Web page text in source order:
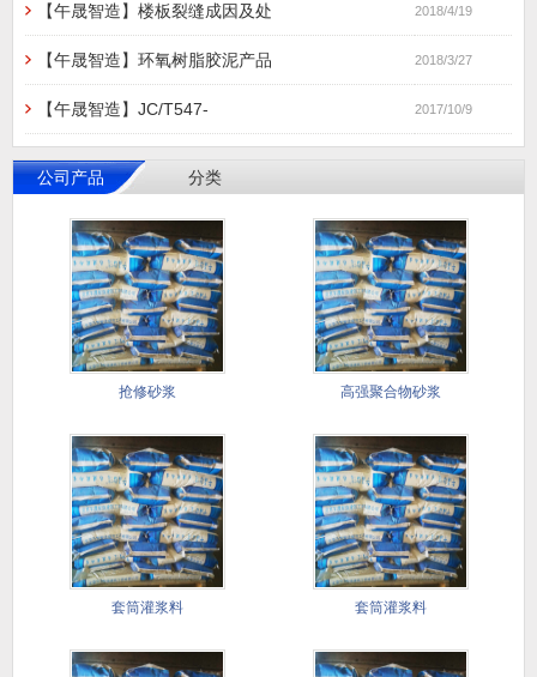
【午晟智造】楼板裂缝成因及处 2018/4/19
【午晟智造】环氧树脂胶泥产品 2018/3/27
【午晟智造】JC/T547- 2017/10/9
公司产品 分类
抢修砂浆 高强聚合物砂浆
套筒灌浆料 套筒灌浆料